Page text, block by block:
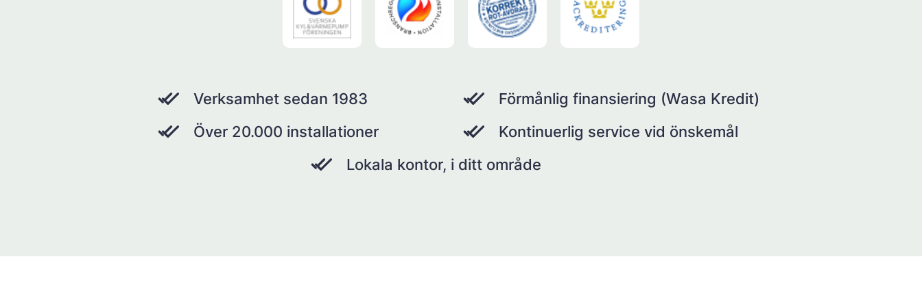
Verksamhet sedan 1983
Förmånlig finansiering (Wasa Kredit)
Över 20.000 installationer
Kontinuerlig service vid önskemål
Lokala kontor, i ditt område